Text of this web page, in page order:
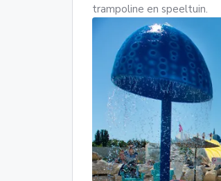
trampoline en speeltuin.